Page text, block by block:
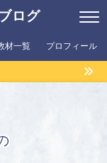
ログ
材一覧 プロフィール